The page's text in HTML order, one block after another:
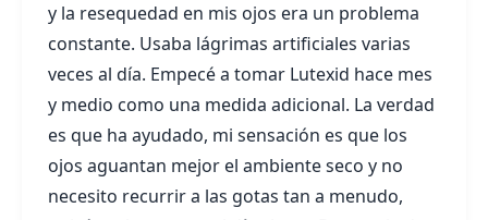
y la resequedad en mis ojos era un problema
constante. Usaba lágrimas artificiales varias
veces al día. Empecé a tomar Lutexid hace mes
y medio como una medida adicional. La verdad
es que ha ayudado, mi sensación es que los
ojos aguantan mejor el ambiente seco y no
necesito recurrir a las gotas tan a menudo,